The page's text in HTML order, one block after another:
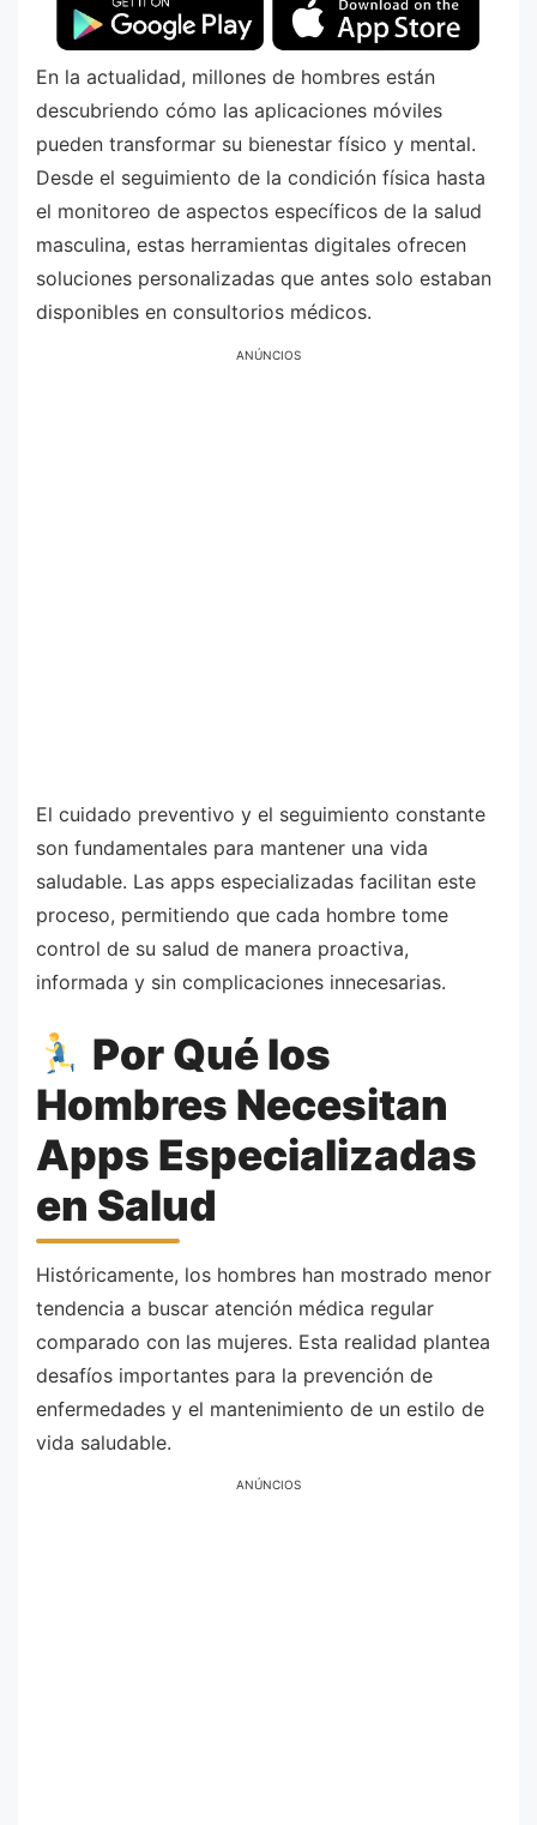
En la actualidad, millones de hombres están
descubriendo cómo las aplicaciones móviles
pueden transformar su bienestar físico y mental.
Desde el seguimiento de la condición física hasta
el monitoreo de aspectos específicos de la salud
masculina, estas herramientas digitales ofrecen
soluciones personalizadas que antes solo estaban
disponibles en consultorios médicos.
ANÚNCIOS
El cuidado preventivo y el seguimiento constante
son fundamentales para mantener una vida
saludable. Las apps especializadas facilitan este
proceso, permitiendo que cada hombre tome
control de su salud de manera proactiva,
informada y sin complicaciones innecesarias.
Por Qué los
Hombres Necesitan
Apps Especializadas
en Salud
Históricamente, los hombres han mostrado menor
tendencia a buscar atención médica regular
comparado con las mujeres. Esta realidad plantea
desafíos importantes para la prevención de
enfermedades y el mantenimiento de un estilo de
vida saludable.
ANÚNCIOS